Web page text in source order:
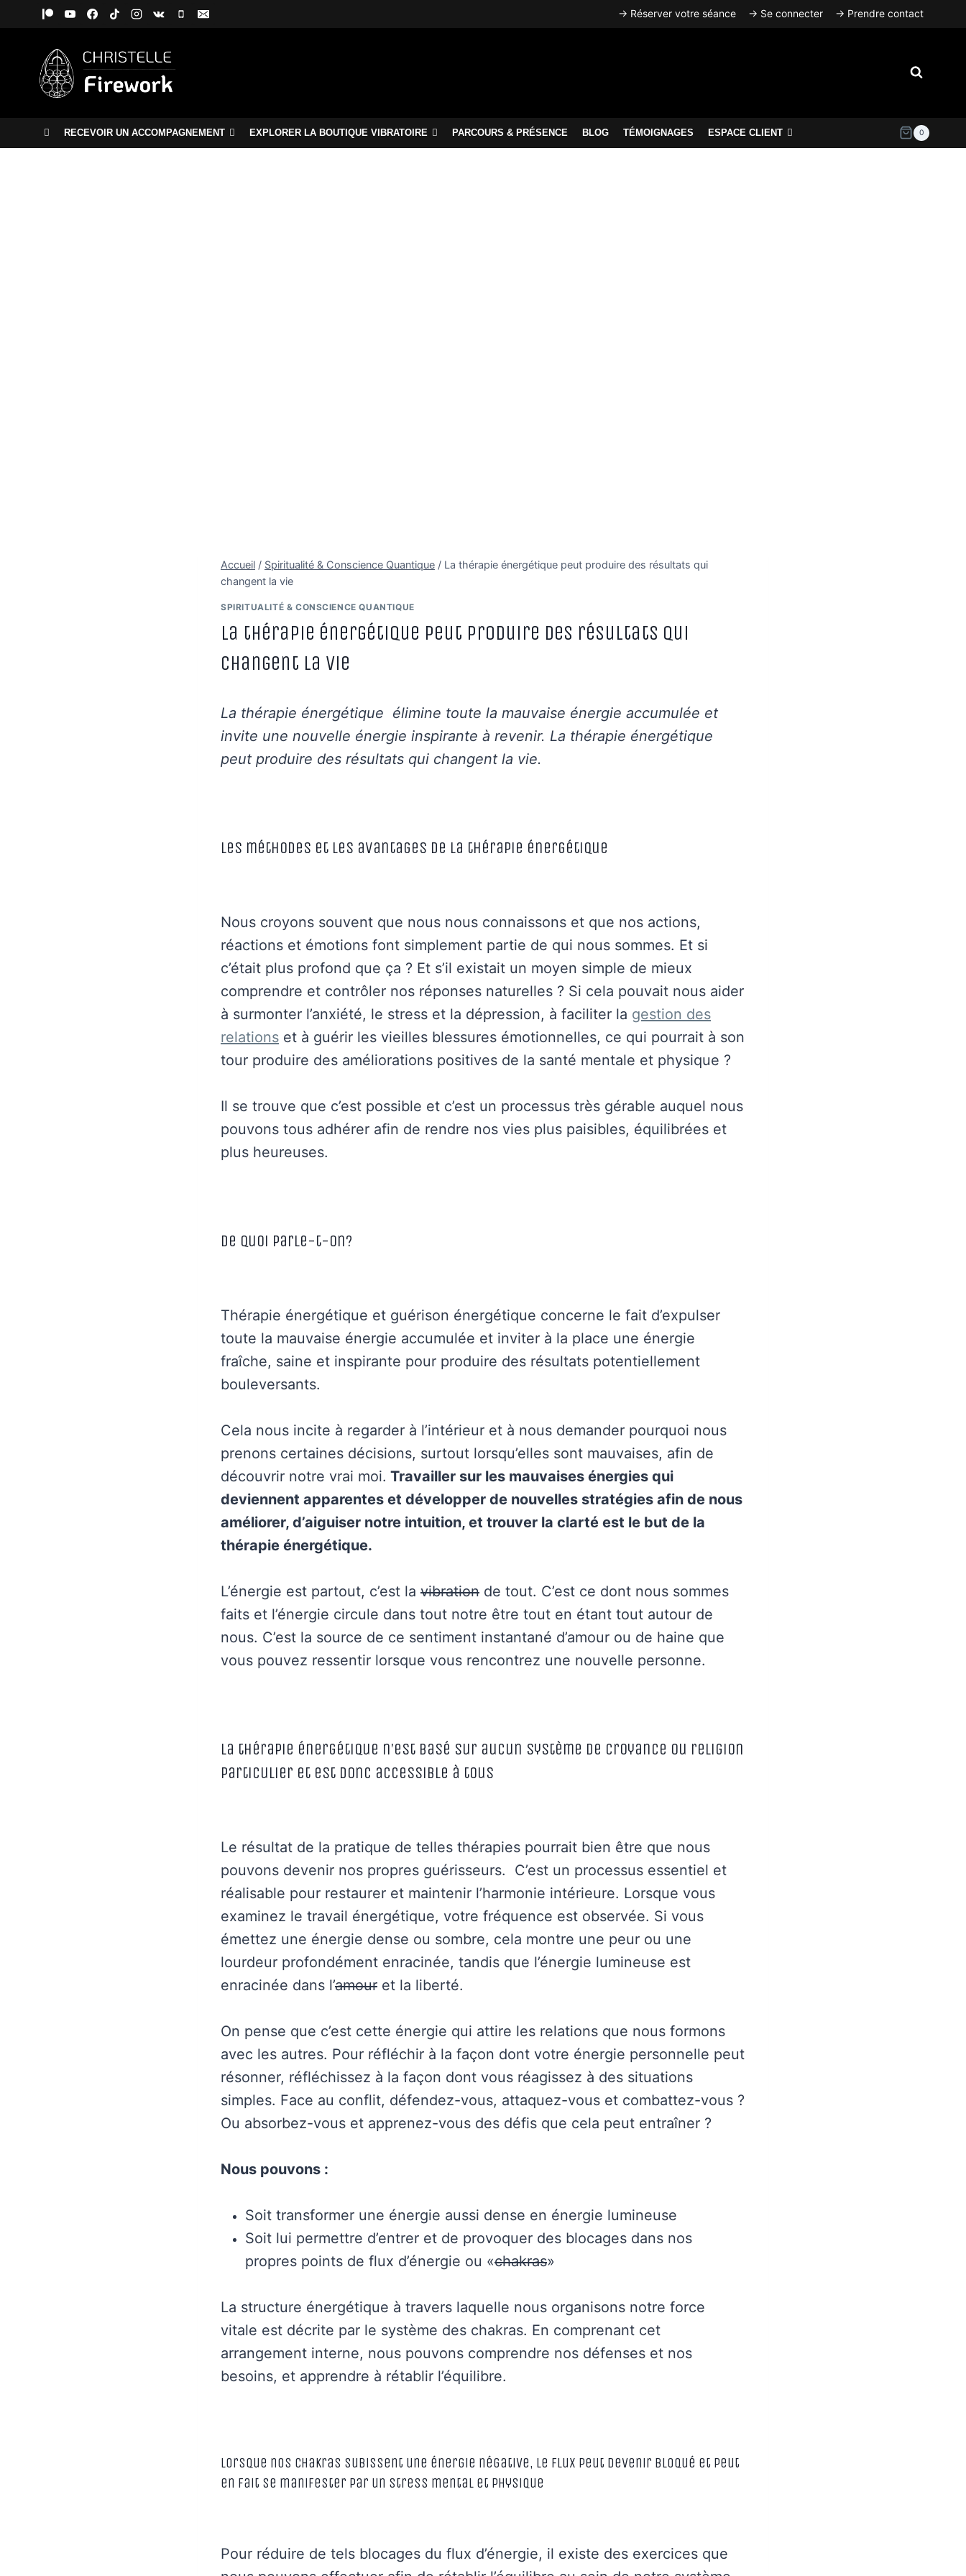
→ Réserver votre séance → Se connecter → Prendre contact
RECEVOIR UN ACCOMPAGNEMENT EXPLORER LA BOUTIQUE VIBRATOIRE PARCOURS & PRÉSENCE BLOG TÉMOIGNAGES ESPACE CLIENT 0
Accueil / Spiritualité & Conscience Quantique / La thérapie énergétique peut produire des résultats qui
changent la vie
SPIRITUALITÉ & CONSCIENCE QUANTIQUE
La thérapie énergétique peut produire des résultats qui
changent la vie
La thérapie énergétique élimine toute la mauvaise énergie accumulée et
invite une nouvelle énergie inspirante à revenir. La thérapie énergétique
peut produire des résultats qui changent la vie.
Les méthodes et les avantages de la thérapie énergétique
Nous croyons souvent que nous nous connaissons et que nos actions,
réactions et émotions font simplement partie de qui nous sommes. Et si
c’était plus profond que ça ? Et s’il existait un moyen simple de mieux
comprendre et contrôler nos réponses naturelles ? Si cela pouvait nous aider
à surmonter l’anxiété, le stress et la dépression, à faciliter la gestion des
relations et à guérir les vieilles blessures émotionnelles, ce qui pourrait à son
tour produire des améliorations positives de la santé mentale et physique ?
Il se trouve que c’est possible et c’est un processus très gérable auquel nous
pouvons tous adhérer afin de rendre nos vies plus paisibles, équilibrées et
plus heureuses.
De quoi parle-t-on?
Thérapie énergétique et guérison énergétique concerne le fait d’expulser
toute la mauvaise énergie accumulée et inviter à la place une énergie
fraîche, saine et inspirante pour produire des résultats potentiellement
bouleversants.
Cela nous incite à regarder à l’intérieur et à nous demander pourquoi nous
prenons certaines décisions, surtout lorsqu’elles sont mauvaises, afin de
découvrir notre vrai moi. Travailler sur les mauvaises énergies qui
deviennent apparentes et développer de nouvelles stratégies afin de nous
améliorer, d’aiguiser notre intuition, et trouver la clarté est le but de la
thérapie énergétique.
L’énergie est partout, c’est la vibration de tout. C’est ce dont nous sommes
faits et l’énergie circule dans tout notre être tout en étant tout autour de
nous. C’est la source de ce sentiment instantané d’amour ou de haine que
vous pouvez ressentir lorsque vous rencontrez une nouvelle personne.
La thérapie énergétique n’est basé sur aucun système de croyance ou religion
particulier et est donc accessible à tous
Le résultat de la pratique de telles thérapies pourrait bien être que nous
pouvons devenir nos propres guérisseurs. C’est un processus essentiel et
réalisable pour restaurer et maintenir l’harmonie intérieure. Lorsque vous
examinez le travail énergétique, votre fréquence est observée. Si vous
émettez une énergie dense ou sombre, cela montre une peur ou une
lourdeur profondément enracinée, tandis que l’énergie lumineuse est
enracinée dans l’amour et la liberté.
On pense que c’est cette énergie qui attire les relations que nous formons
avec les autres. Pour réfléchir à la façon dont votre énergie personnelle peut
résonner, réfléchissez à la façon dont vous réagissez à des situations
simples. Face au conflit, défendez-vous, attaquez-vous et combattez-vous ?
Ou absorbez-vous et apprenez-vous des défis que cela peut entraîner ?
Nous pouvons :
Soit transformer une énergie aussi dense en énergie lumineuse
Soit lui permettre d’entrer et de provoquer des blocages dans nos
propres points de flux d’énergie ou «chakras»
La structure énergétique à travers laquelle nous organisons notre force
vitale est décrite par le système des chakras. En comprenant cet
arrangement interne, nous pouvons comprendre nos défenses et nos
besoins, et apprendre à rétablir l’équilibre.
Lorsque nos chakras subissent une énergie négative, le flux peut devenir bloqué et peut
en fait se manifester par un stress mental et physique
Pour réduire de tels blocages du flux d’énergie, il existe des exercices que